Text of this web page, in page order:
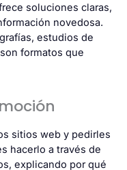
soluciones claras,
novedosa.
estudios de
formatos que
sitios web y pedirles
hacerlo a través de
explicando por qué